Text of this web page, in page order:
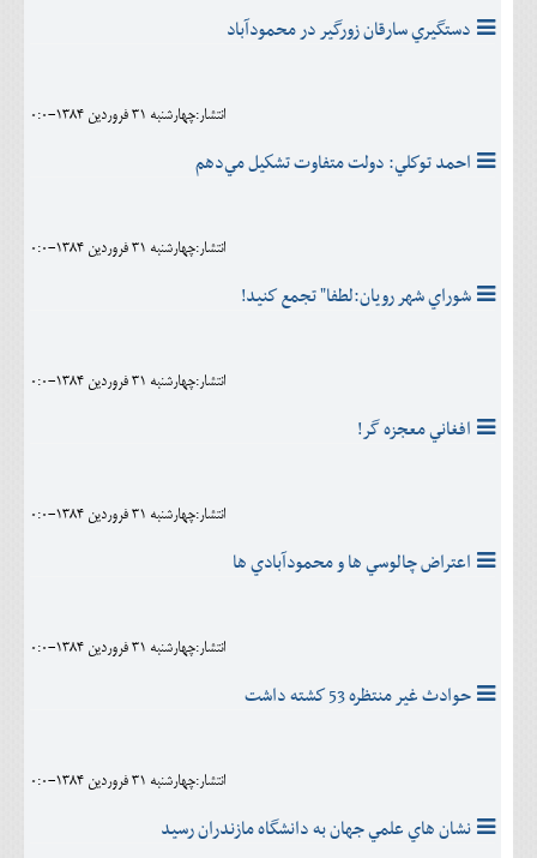
دستگيري سارقان زورگير در محمودآباد
انتشار:چهارشنبه 31 فروردين 1384-0:0
احمد توكلي: دولت متفاوت تشكيل مي‌دهم
انتشار:چهارشنبه 31 فروردين 1384-0:0
شوراي شهر رويان:لطفا" تجمع كنيد!
انتشار:چهارشنبه 31 فروردين 1384-0:0
افغاني معجزه گر!
انتشار:چهارشنبه 31 فروردين 1384-0:0
اعتراض چالوسي ها و محمودآبادي ها
انتشار:چهارشنبه 31 فروردين 1384-0:0
حوادث غير منتظره 53 كشته داشت
انتشار:چهارشنبه 31 فروردين 1384-0:0
نشان هاي علمي جهان به دانشگاه مازندران رسيد